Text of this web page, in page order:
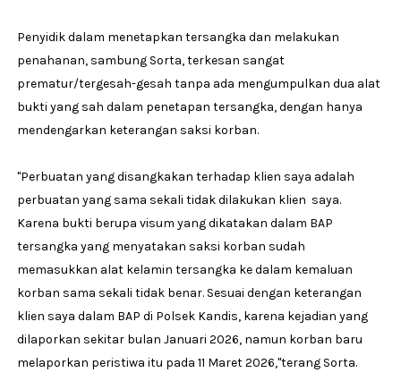
Penyidik dalam menetapkan tersangka dan melakukan
penahanan, sambung Sorta, terkesan sangat
prematur/tergesah-gesah tanpa ada mengumpulkan dua alat
bukti yang sah dalam penetapan tersangka, dengan hanya
mendengarkan keterangan saksi korban.
"Perbuatan yang disangkakan terhadap klien saya adalah
perbuatan yang sama sekali tidak dilakukan klien saya.
Karena bukti berupa visum yang dikatakan dalam BAP
tersangka yang menyatakan saksi korban sudah
memasukkan alat kelamin tersangka ke dalam kemaluan
korban sama sekali tidak benar. Sesuai dengan keterangan
klien saya dalam BAP di Polsek Kandis, karena kejadian yang
dilaporkan sekitar bulan Januari 2026, namun korban baru
melaporkan peristiwa itu pada 11 Maret 2026,"terang Sorta.